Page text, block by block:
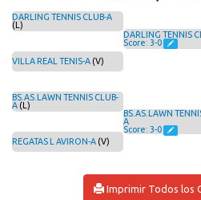
DARLING TENNIS CLUB-A
(L)
VILLA REAL TENIS-A (V)
BS.AS.LAWN TENNIS CLUB-
A (L)
REGATAS L AVIRON-A (V)
DARLING TENNIS
Score: 3-0
BS.AS.LAWN
A
Score: 3-0
Imprimir Todos los